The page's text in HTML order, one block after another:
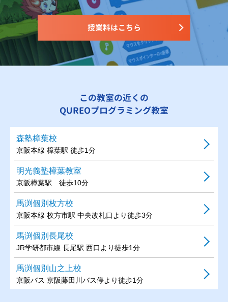
授業料はこちら
この教室の近くの
QUREOプログラミング教室
森塾樟葉校
京阪本線 樟葉駅 徒歩1分
明光義塾樟葉教室
京阪樟葉駅 徒歩10分
馬渕個別枚方校
京阪本線 枚方市駅 中央改札口より徒歩3分
馬渕個別長尾校
JR学研都市線 長尾駅 西口より徒歩1分
馬渕個別山之上校
京阪バス 京阪藤田川バス停より徒歩1分